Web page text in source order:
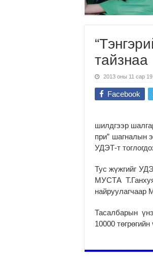
тайзнаа
2013 оны 11 сар
Facebook
шилдгээр
при” шагналын
УДЭТ-т
Тус жүжгийг
МУСТА
Тасалбарын
10000